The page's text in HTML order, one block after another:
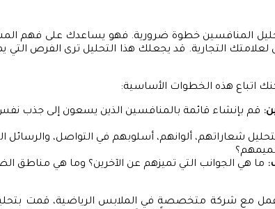
تحليل المنافسين خطوة ضرورية. فهو يساعدك على فهم
التجارية. قد يجعلك هذا التحليل ترى الفرص التي
اتباع هذه الخطوات الأساسية:
قم بإنشاء قائمة بالمنافسين الذين يسعون إلى جذب
شعاراتهم، ألوانهم، أسلوبهم في التواصل، والرسائل
ما هي الجوانب التي تميزهم عن الآخرين؟ وما هي مناطق
مع شركة متخصصة في الملابس الرياضية، قمت